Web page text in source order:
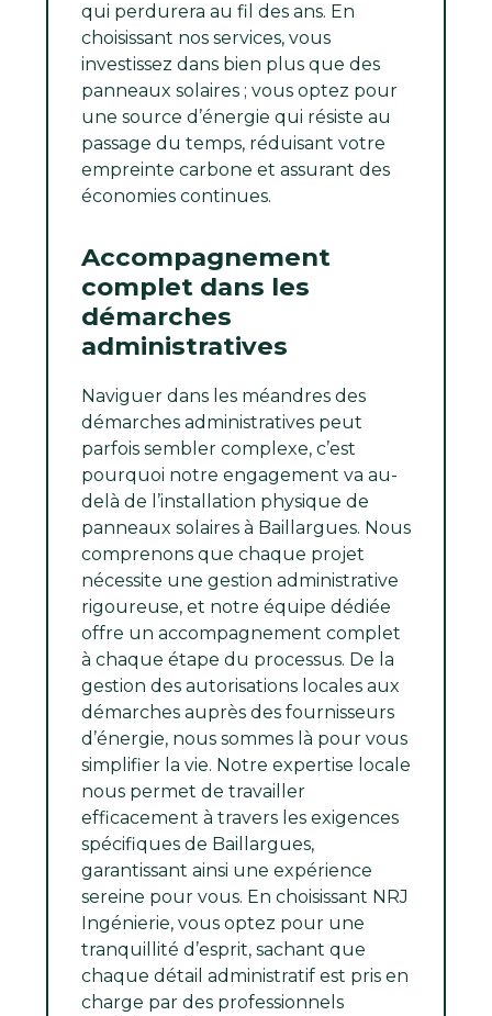
qui perdurera au fil des ans. En
choisissant nos services, vous
investissez dans bien plus que des
panneaux solaires ; vous optez pour
une source d’énergie qui résiste au
passage du temps, réduisant votre
empreinte carbone et assurant des
économies continues.
Accompagnement
complet dans les
démarches
administratives
Naviguer dans les méandres des
démarches administratives peut
parfois sembler complexe, c’est
pourquoi notre engagement va au-
delà de l’installation physique de
panneaux solaires à Baillargues. Nous
comprenons que chaque projet
nécessite une gestion administrative
rigoureuse, et notre équipe dédiée
offre un accompagnement complet
à chaque étape du processus. De la
gestion des autorisations locales aux
démarches auprès des fournisseurs
d’énergie, nous sommes là pour vous
simplifier la vie. Notre expertise locale
nous permet de travailler
efficacement à travers les exigences
spécifiques de Baillargues,
garantissant ainsi une expérience
sereine pour vous. En choisissant NRJ
Ingénierie, vous optez pour une
tranquillité d’esprit, sachant que
chaque détail administratif est pris en
charge par des professionnels